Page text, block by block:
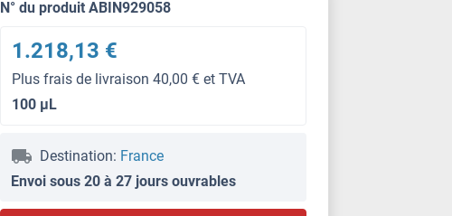
N° du produit ABIN929058
1.218,13 €
Plus frais de livraison 40,00 € et TVA
100 μL
Destination: France
Envoi sous 20 à 27 jours ouvrables